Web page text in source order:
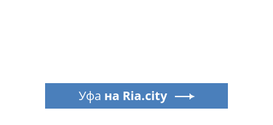
Уфа на Ria.city